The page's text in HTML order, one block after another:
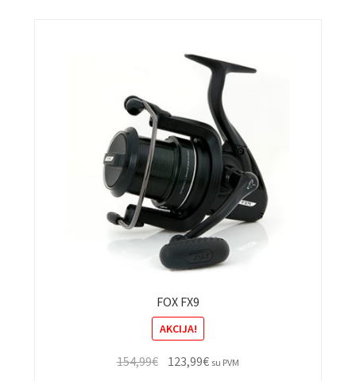
FOX FX9
AKCIJA!
154,99€ Original
123,99€Current
su PVM